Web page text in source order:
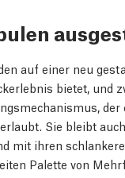
auf einer neu
bietet, und
Sie bleibt
mit ihren
Palette von